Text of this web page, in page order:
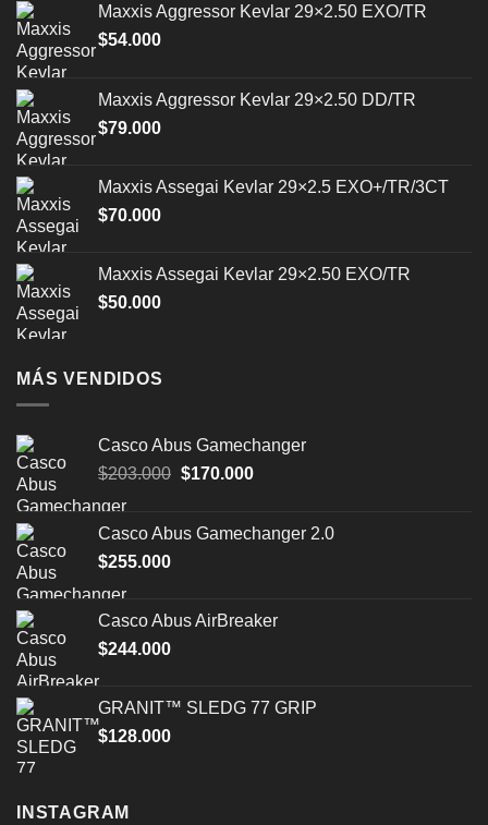
Maxxis Aggressor Kevlar 29×2.50 EXO/TR
$54.000
Maxxis Aggressor Kevlar 29×2.50 DD/TR
$79.000
Maxxis Assegai Kevlar 29×2.5 EXO+/TR/3CT
$70.000
Maxxis Assegai Kevlar 29×2.50 EXO/TR
$50.000
MÁS VENDIDOS
Casco Abus Gamechanger
$203.000 El
era:
$170.000El
es:
Casco Abus Gamechanger 2.0
$255.000
Casco Abus AirBreaker
$244.000
GRANIT™ SLEDG 77 GRIP
$128.000
INSTAGRAM